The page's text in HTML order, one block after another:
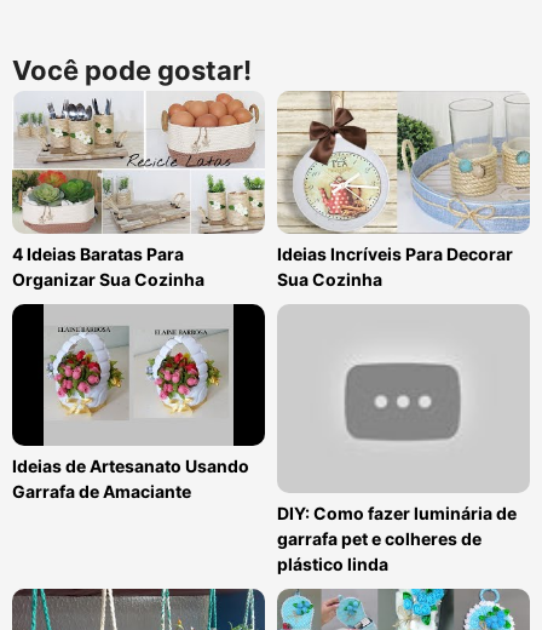
Você pode gostar!
4 Ideias Baratas Para
Organizar Sua Cozinha
Ideias Incríveis Para Decorar
Sua Cozinha
Ideias de Artesanato Usando
Garrafa de Amaciante
DIY: Como fazer luminária de
garrafa pet e colheres de
plástico linda